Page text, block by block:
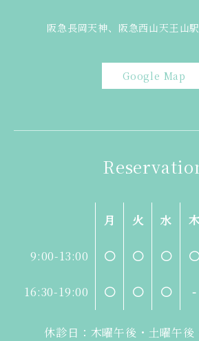
阪急長岡天神、阪急西山天王山
Google Map
月 火 水 木
9:00-13:00 〇 〇 〇
16:30-19:00 〇 〇 〇 -
休診日：木曜午後・土曜午後